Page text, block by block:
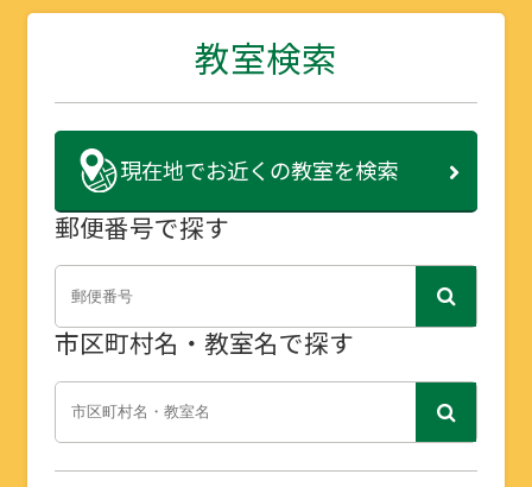
教室検索
現在地でお近くの教室を検索
郵便番号で探す
市区町村名・教室名で探す